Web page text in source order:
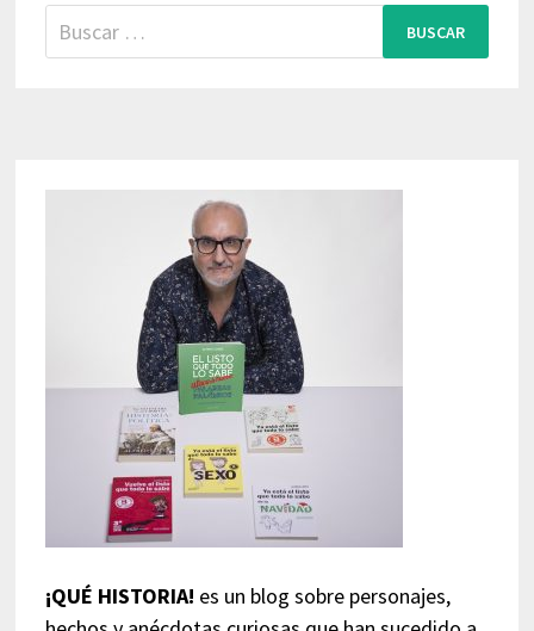
Buscar:
¡QUÉ HISTORIA! es un blog sobre personajes,